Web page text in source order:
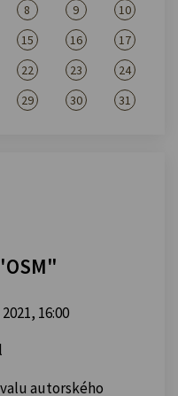
8 9
10
15 16
17
22 23
24
29 30 31
2021, 16:00
autorského